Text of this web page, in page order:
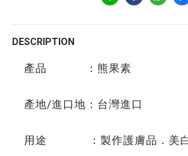
DESCRIPTION
產品 ：熊果素
產地/進口地：台灣進口
用途 ：製作護膚品．美白